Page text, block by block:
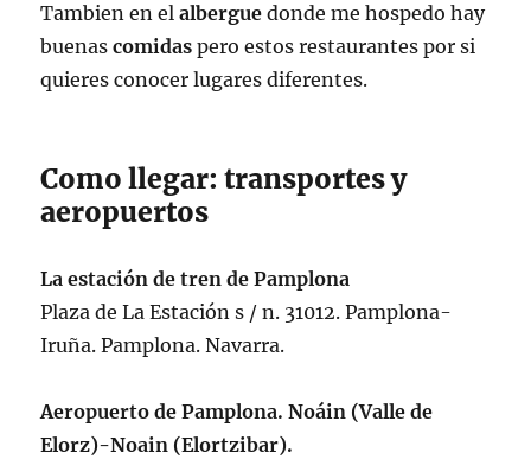
Tambien en elalbergue donde me hospedo hay
buenascomidas pero estos restaurantes por si
quieres conocer lugares diferentes.
Como llegar: transportes y
aeropuertos
La estación de tren de Pamplona
Plaza de La Estación s / n. 31012. Pamplona-
Iruña. Pamplona. Navarra.
Aeropuerto de Pamplona. Noáin (Valle de
Elorz)-Noain (Elortzibar).